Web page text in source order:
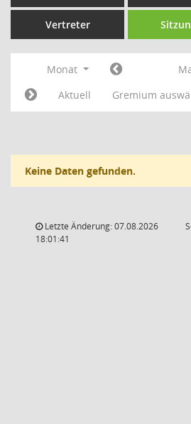
Vertreter
Monat
Aktuell
Gremium
Keine Daten gefunden.
Letzte Änderung: 07.08.2026
18:01:41